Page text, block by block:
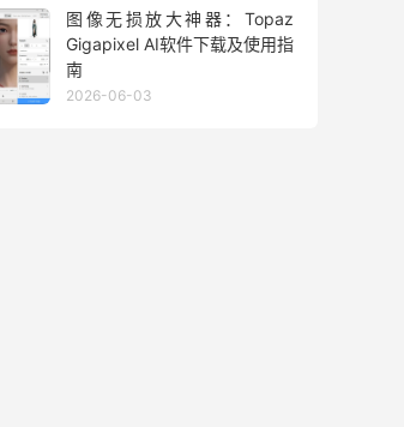
图像无损放大神器：Topaz
Gigapixel AI软件下载及使用指
南
2026-06-03